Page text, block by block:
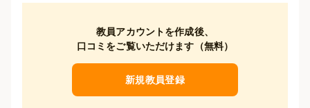
教員アカウントを作成後、
口コミをご覧いただけます（無料）
新規教員登録